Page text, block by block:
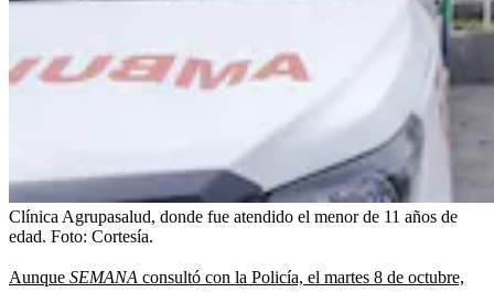
Clínica Agrupasalud, donde fue atendido el menor de 11 años de
edad. Foto: Cortesía.
Aunque SEMANA consultó con la Policía, el martes 8 de octubre,